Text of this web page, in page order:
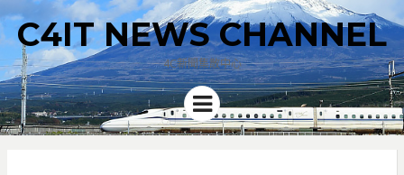
C4IT NEWS CHANNEL
4C新聞集散中心
Menu